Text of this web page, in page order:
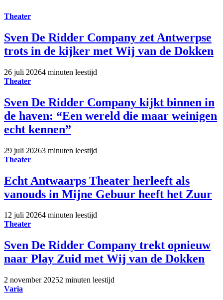
Theater
Sven De Ridder Company zet Antwerpse
trots in de kijker met Wij van de Dokken
26 juli 20264 minuten leestijd
Theater
Sven De Ridder Company kijkt binnen in
de haven: “Een wereld die maar weinigen
echt kennen”
29 juli 20263 minuten leestijd
Theater
Echt Antwaarps Theater herleeft als
vanouds in Mijne Gebuur heeft het Zuur
12 juli 20264 minuten leestijd
Theater
Sven De Ridder Company trekt opnieuw
naar Play Zuid met Wij van de Dokken
2 november 20252 minuten leestijd
Varia